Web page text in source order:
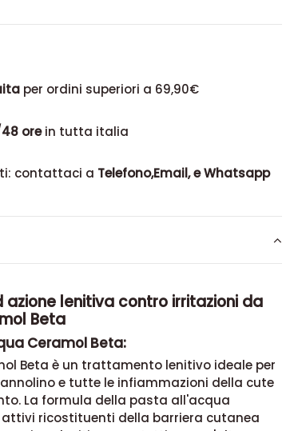
per ordini superiori a 69,90€
orein tutta italia
contattaci a Telefono,Email, e Whatsapp
lenitiva contro irritazioni da
Beta
Ceramol Beta:
Beta è un trattamento lenitivo ideale per
e tutte le infiammazioni della cute
La formula della pasta all'acqua
attivi ricostituenti della barriera cutanea